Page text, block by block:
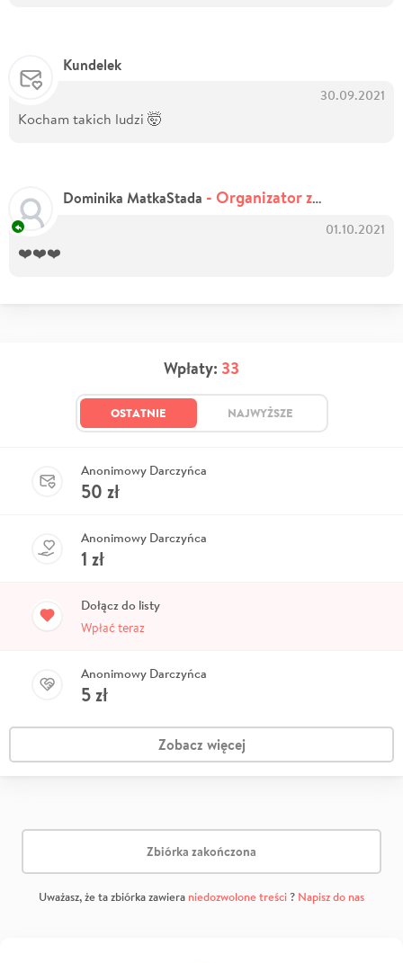
Kundelek
30.09.2021
Kocham takich ludzi 🤯
Dominika MatkaStada - Organizator zbiórki
01.10.2021
❤️❤️❤️
Wpłaty: 33
OSTATNIE NAJWYŻSZE
Anonimowy Darczyńca
50 zł
Anonimowy Darczyńca
1 zł
Dołącz do listy
Wpłać teraz
Anonimowy Darczyńca
5zł
Zobacz więcej
Zbiórka zakończona
Uważasz, że ta zbiórka zawiera niedozwolone treści? Napisz do nas